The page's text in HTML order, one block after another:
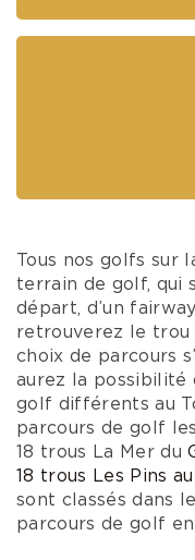
Tous nos golfs sur
terrain de golf, qui
départ, d’un
retrouverez le trou
choix de parcours
aurez la possibilité
golf différents au
parcours de golf
18 trous La Mer du
18 trous Les Pins
sont classés dans
parcours de golf